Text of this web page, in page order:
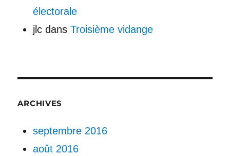
électorale
jlc dans Troisième vidange
ARCHIVES
septembre 2016
août 2016